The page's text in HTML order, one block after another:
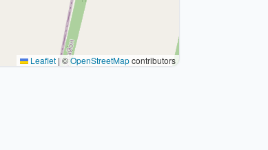
Leaflet | ©OpenStreetMapcontributors